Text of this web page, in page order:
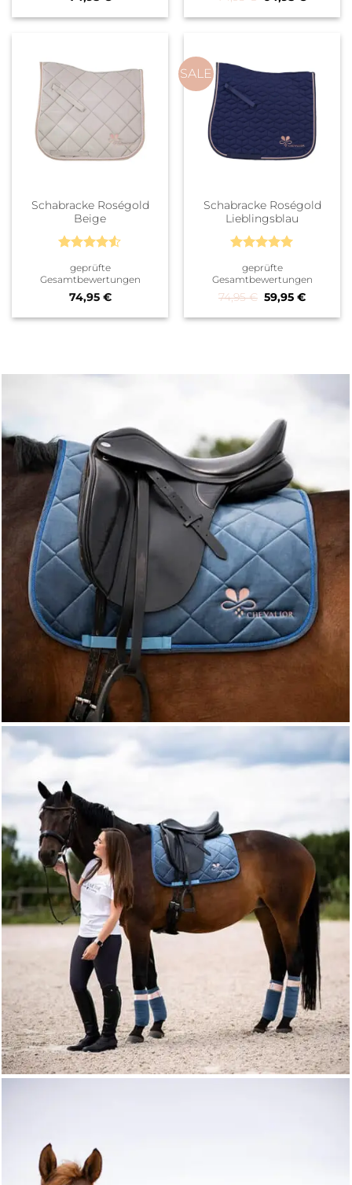
Schabracke Roségold
Beige
mit4.5
von 5
geprüfte
Gesamtbewertungen
74,95 €
SALE
Schabracke Roségold
Lieblingsblau
mit5von
5
geprüfte
Gesamtbewertungen
74,95€ Ursprünglicher
59,95€